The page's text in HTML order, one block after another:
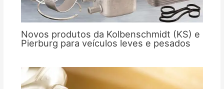
Novos produtos da Kolbenschmidt (KS) e
Pierburg para veículos leves e pesados